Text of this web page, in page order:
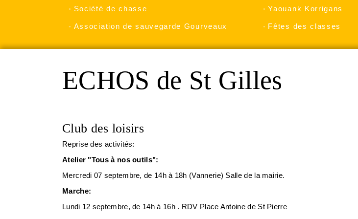
Société de chasse Yaouank Korrigans
Association de sauvegarde Gourveaux Fêtes des classes
ECHOS de St Gilles
Club des loisirs
Reprise des activités:
Atelier "Tous à nos outils":
Mercredi 07 septembre, de 14h à 18h (Vannerie) Salle de la mairie.
Marche:
Lundi 12 septembre, de 14h à 16h . RDV Place Antoine de St Pierre